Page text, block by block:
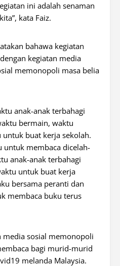
ini adalah senaman
kata Faiz.
bahawa kegiatan
kegiatan media
memonopoli masa belia
anak-anak terbahagi
bermain, waktu
buat kerja sekolah.
untuk membaca dicelah-
anak-anak terbahagi
untuk buat kerja
bersama peranti dan
membaca buku terus
media sosial memonopoli
bagi murid-murid
melanda Malaysia.